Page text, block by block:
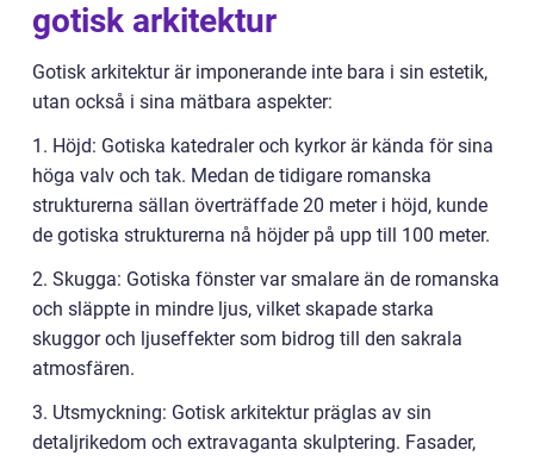
gotisk arkitektur
Gotisk arkitektur är imponerande inte bara i sin estetik,
utan också i sina mätbara aspekter:
1. Höjd: Gotiska katedraler och kyrkor är kända för sina
höga valv och tak. Medan de tidigare romanska
strukturerna sällan överträffade 20 meter i höjd, kunde
de gotiska strukturerna nå höjder på upp till 100 meter.
2. Skugga: Gotiska fönster var smalare än de romanska
och släppte in mindre ljus, vilket skapade starka
skuggor och ljuseffekter som bidrog till den sakrala
atmosfären.
3. Utsmyckning: Gotisk arkitektur präglas av sin
detaljrikedom och extravaganta skulptering. Fasader,